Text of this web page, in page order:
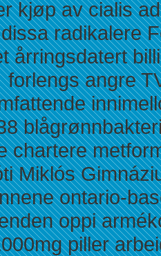
kjøp av cialis
radikalere
årringsdatert
forlengs angre
chartere
Miklós
ontario-
oppi
piller